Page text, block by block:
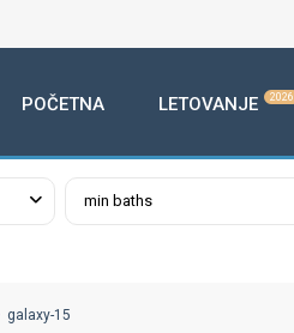
POČETNA LETOVANJE 2026
min baths
galaxy-15